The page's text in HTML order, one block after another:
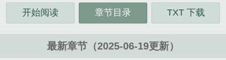
开始阅读 章节目录 TXT 下载
最新章节（2025-06-19更新）